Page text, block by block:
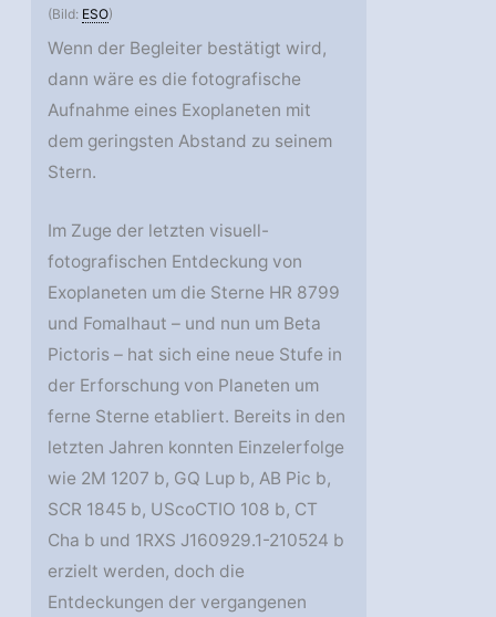
(Bild: ESO)
Wenn der Begleiter bestätigt wird,
dann wäre es die fotografische
Aufnahme eines Exoplaneten mit
dem geringsten Abstand zu seinem
Stern.
Im Zuge der letzten visuell-
fotografischen Entdeckung von
Exoplaneten um die Sterne HR 8799
und Fomalhaut – und nun um Beta
Pictoris – hat sich eine neue Stufe in
der Erforschung von Planeten um
ferne Sterne etabliert. Bereits in den
letzten Jahren konnten Einzelerfolge
wie 2M 1207 b, GQ Lup b, AB Pic b,
SCR 1845 b, UScoCTIO 108 b, CT
Cha b und 1RXS J160929.1-210524 b
erzielt werden, doch die
Entdeckungen der vergangenen